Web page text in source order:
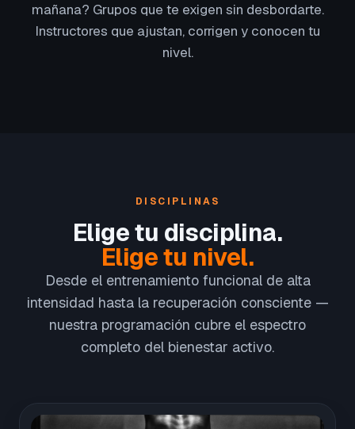
mañana? Grupos que te exigen sin desbordarte.
Instructores que ajustan, corrigen y conocen tu
nivel.
DISCIPLINAS
Elige tu disciplina.
Elige tu nivel.
Desde el entrenamiento funcional de alta
intensidad hasta la recuperación consciente —
nuestra programación cubre el espectro
completo del bienestar activo.